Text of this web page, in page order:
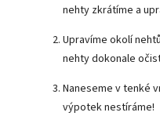
nehty zkrátíme a
Upravíme okolí
nehty dokonale
Naneseme v tenké
výpotek nestíráme!